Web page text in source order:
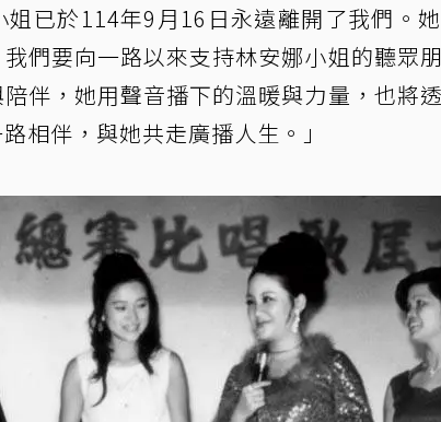
姐已於114年9月16日永遠離開了我們。
們要向一路以來支持林安娜小姐的聽眾
伴，她用聲音播下的溫暖與力量，也將
相伴，與她共走廣播人生。」